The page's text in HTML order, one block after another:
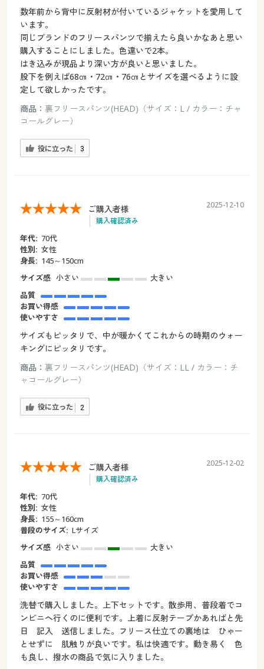
数年前から背中に反射材が付いているジャケットを愛用して
います。
同じブランドのフリースパンツで揃えたら良いかなあと思い
購入することにしました。色違いで2本。
はき込みが現品より深い方が良いと思いました。
股下を例えば68㎝・72㎝・76㎝とサイズを選べるように設
定して欲しかったです。
商品： 裏フリースパンツ(HEAD)（サイズ：L / カラー：チャ
コールグレー）
役に立った 3
ご購入者様
購入確認済み
2025-12-10
年代: 70代
性別: 女性
身長: 145～150cm
サイズ感 小さい
大きい
品質
お買い得感
使いやすさ
サイズもピッタリで、中が暖かくてこれからの時期のウォー
キングにピッタリです。
商品： 裏フリースパンツ(HEAD)（サイズ：LL / カラー：チ
ャコールグレー）
役に立った 2
ご購入者様
購入確認済み
2025-12-02
年代: 70代
性別: 女性
身長: 155～160cm
普段のサイズ: Lサイズ
サイズ感 小さい
大きい
品質
お買い得感
使いやすさ
洗替で購入しました。上下セットです。散歩用、普段着でコ
ンビニへ行くのに便利です。上着に反射テープかあればと先
日 記入 送信しました。フリース仕立ての裏地は ひゃー
とせずに 肌触りが良いです。私は快適です。動き易く 色
も良し、撥水の商品で気に入りました。